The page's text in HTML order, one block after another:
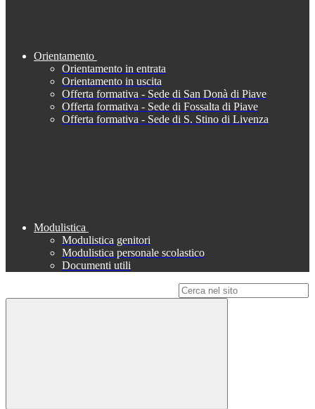
Orientamento
Orientamento in entrata
Orientamento in uscita
Offerta formativa - Sede di San Donà di Piave
Offerta formativa - Sede di Fossalta di Piave
Offerta formativa - Sede di S. Stino di Livenza
Modulistica
Modulistica genitori
Modulistica personale scolastico
Documenti utili